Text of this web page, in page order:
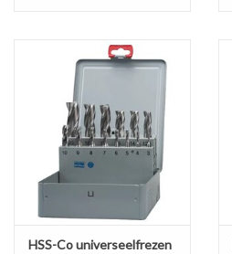
HSS-Co universeelfrezen